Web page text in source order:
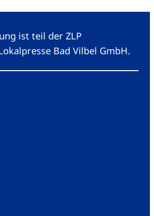
ist teil der ZLP
Bad Vilbel GmbH.